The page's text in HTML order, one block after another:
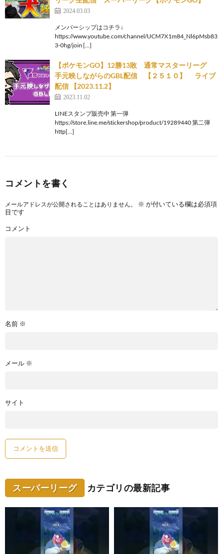
2024.03.03
メンバーシップはコチラ↓
https://www.youtube.com/channel/UCM7X1m84_Nl6pMsb83
3-0hg/join […]
【ポケモンGO】12勝13敗 通常マスターリーグ
手元映しながらのGBL配信 【２５１０】 ライブ
配信 【2023.11.2】
2023.11.02
LINEスタンプ販売中 第一弾
https://store.line.me/stickershop/product/19289440 第二弾
http[…]
コメントを書く
メールアドレスが公開されることはありません。 ※ が付いている欄は必須項
目です
コメント
名前 ※
メール ※
サイト
スーパーリーグ カテゴリの最新記事